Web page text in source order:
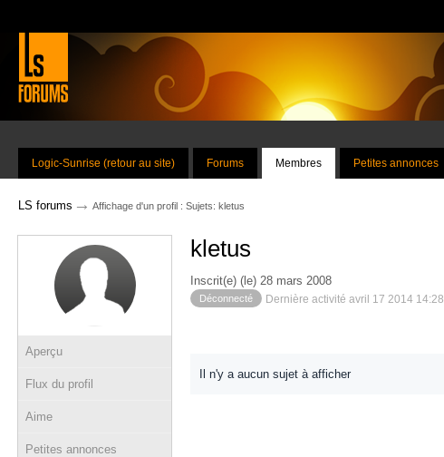
Logic-Sunrise (retour au site) Forums Membres Petites annonces
LS forums → Affichage d'un profil : Sujets: kletus
Aperçu
Flux du profil
Aime
Petites annonces
kletus
Inscrit(e) (le) 28 mars 2008
Déconnecté Dernière activité avril 17 2014 14:28
Il n'y a aucun sujet à afficher